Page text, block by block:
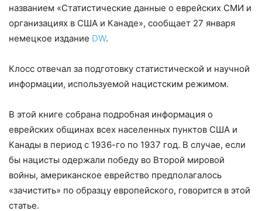
названием «Статистические данные о еврейских СМИ и
организациях в США и Канаде», сообщает 27 января
немецкое издание DW.
Клосс отвечал за подготовку статистической и научной
информации, используемой нацистским режимом.
В этой книге собрана подробная информация о
еврейских общинах всех населенных пунктов США и
Канады в период с 1936-го по 1937 год. В случае, если
бы нацисты одержали победу во Второй мировой
войны, американское еврейство предполагалось
«зачистить» по образцу европейского, говорится в этой
статье.